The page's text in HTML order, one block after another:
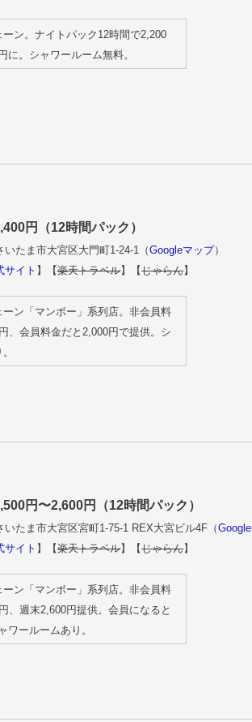
ン。ナイトパック12時間で2,200
に。シャワールーム無料。
円（12時間パック）
いたま市大宮区大門町1-24-1（Googleマップ）
サイト 】【楽天トラベル】【じゃらん】
ーン「マンボー」系列店。非会員料
、会員料金だと2,000円で提供。シ
円〜2,600円（12時間パック）
いたま市大宮区宮町1-75-1 REX大宮ビル4F（
サイト 】【楽天トラベル】【じゃらん】
ーン「マンボー」系列店。非会員料
、週末2,600円提供。会員になると
ワールームあり。